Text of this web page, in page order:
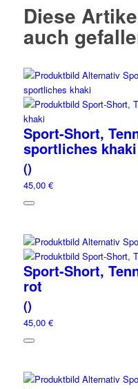
Diese
auch
Sport-Short,
sportliches khaki
()
45,00 €
Sport-Short,
rot
()
45,00 €